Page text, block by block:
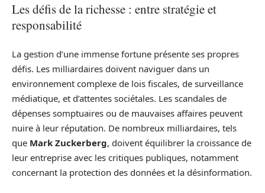
Les défis de la richesse : entre stratégie et
responsabilité
La gestion d’une immense fortune présente ses propres
défis. Les milliardaires doivent naviguer dans un
environnement complexe de lois fiscales, de surveillance
médiatique, et d’attentes sociétales. Les scandales de
dépenses somptuaires ou de mauvaises affaires peuvent
nuire à leur réputation. De nombreux milliardaires, tels
que Mark Zuckerberg, doivent équilibrer la croissance de
leur entreprise avec les critiques publiques, notamment
concernant la protection des données et la désinformation.